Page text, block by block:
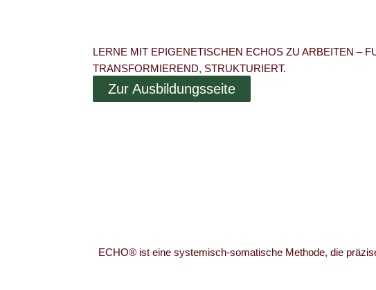
LERNE MIT EPIGENETISCHEN ECHOS ZU ARBEITEN –
TRANSFORMIEREND, STRUKTURIERT.
Zur Ausbildungsseite
ECHO® ist eine systemisch-somatische Methode, die